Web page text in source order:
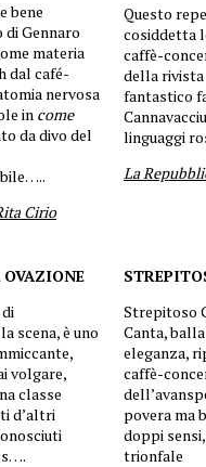
bene
Gennaro
materia
dal café-
nervosa
in come
da divo del
Cirio
Questo
cosiddetta
caffè-
della rivista
fantastico
linguaggi
La
OVAZIONE
scena, è uno
volgare,
classe
d’altri
Strepitoso
Canta,
eleganza,
caffè-
povera ma
doppi
trionfale